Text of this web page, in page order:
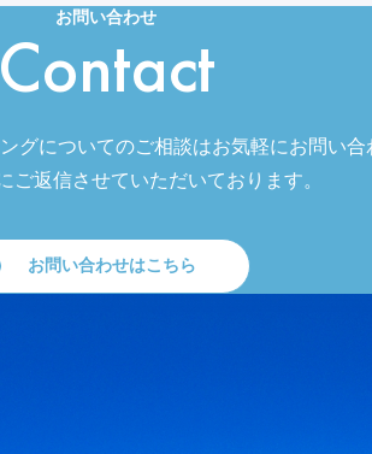
お問い合わせ
Contact
グについてのご相談はお気軽にお問い合
ご返信させていただいております。
お問い合わせはこちら